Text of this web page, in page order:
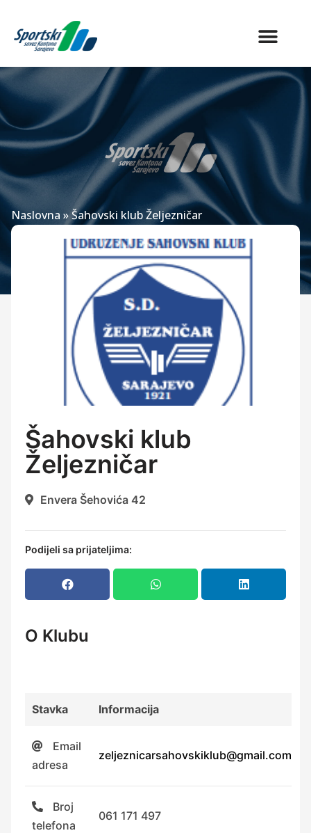
Naslovna »Šahovski klub Željezničar
Šahovski klub
Željezničar
Envera Šehovića 42
Podijeli sa prijateljima:
O Klubu
Stavka Informacija
Email
adresa
zeljeznicarsahovskiklub@gmail.com
Broj
telefona
061 171 497